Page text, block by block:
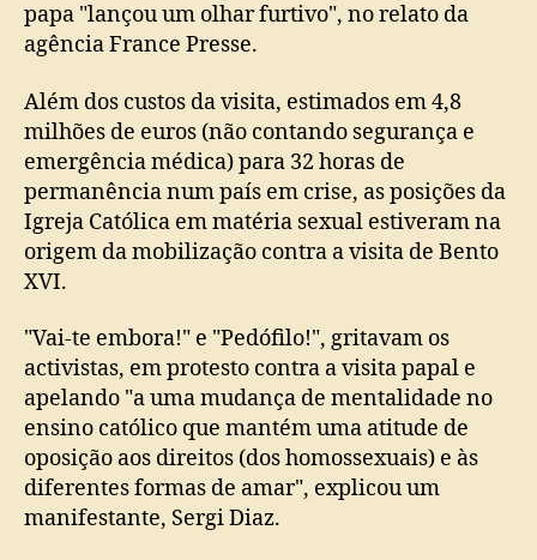
papa "lançou um olhar furtivo", no relato da
agência France Presse.
Além dos custos da visita, estimados em 4,8
milhões de euros (não contando segurança e
emergência médica) para 32 horas de
permanência num país em crise, as posições da
Igreja Católica em matéria sexual estiveram na
origem da mobilização contra a visita de Bento
XVI.
"Vai-te embora!" e "Pedófilo!", gritavam os
activistas, em protesto contra a visita papal e
apelando "a uma mudança de mentalidade no
ensino católico que mantém uma atitude de
oposição aos direitos (dos homossexuais) e às
diferentes formas de amar", explicou um
manifestante, Sergi Diaz.